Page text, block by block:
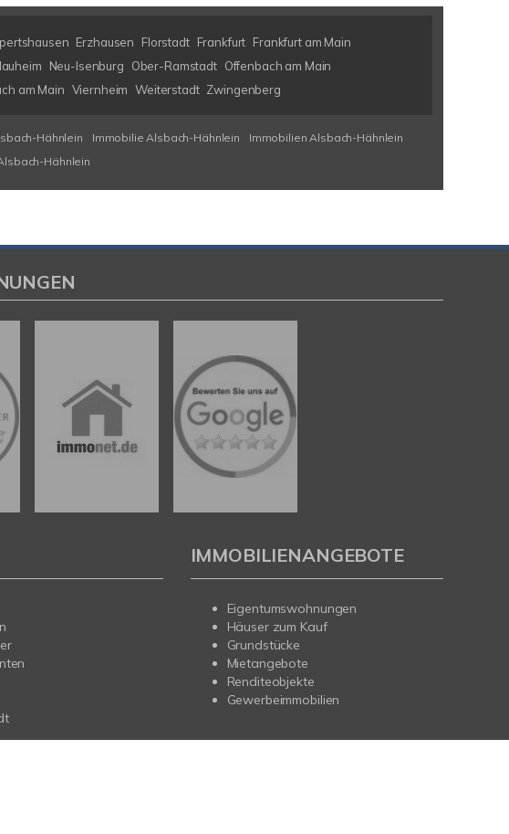
Erzhausen Florstadt Frankfurt Frankfurt am Main
Neu-Isenburg Ober-Ramstadt Offenbach am Main
am Main Viernheim Weiterstadt Zwingenberg
Hähnlein Immobilie Alsbach-Hähnlein
Immobilien Alsbach-Hähnlein
Hähnlein
IMMOBILIENANGEBOTE
Eigentumswohnungen
Häuser zum Kauf
Grundstücke
Mietangebote
Renditeobjekte
Gewerbeimmobilien